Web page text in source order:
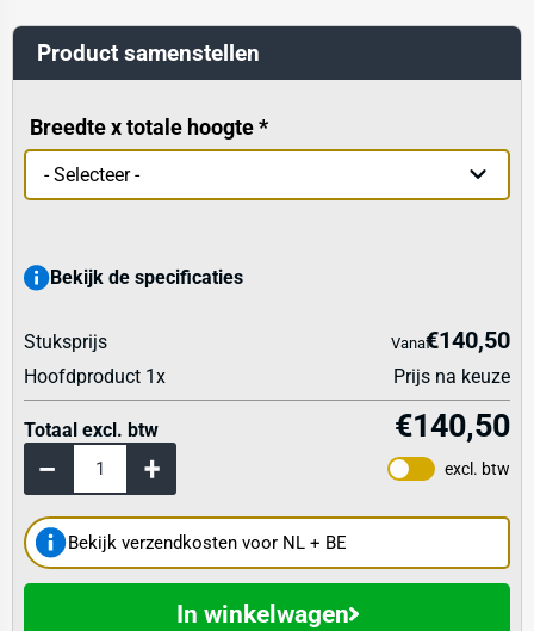
Product samenstellen
Breedte x totale hoogte
Bekijk de specificaties
excl. btw
Stuksprijs Vanaf€140,50
Hoofdproduct 1 x Prijs na keuze
Totaal excl. btw €140,50
Bekijk verzendkosten voor NL + BE
In winkelwagen